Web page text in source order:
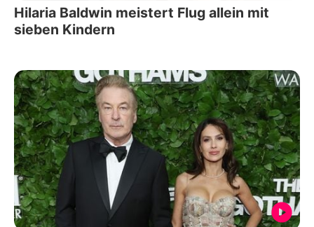
Hilaria Baldwin meistert Flug allein mit
sieben Kindern